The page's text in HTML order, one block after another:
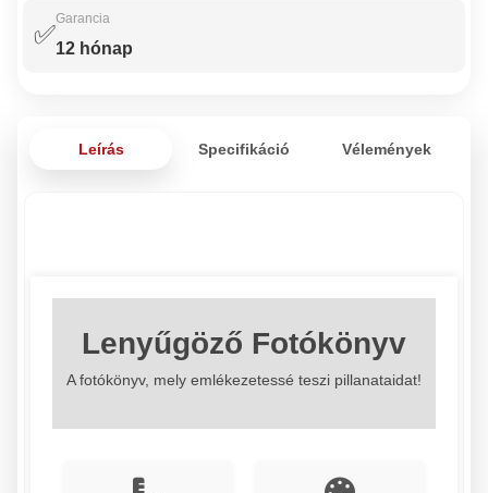
✅
Garancia
12 hónap
Leírás Specifikáció Vélemények
Lenyűgöző Fotókönyv
A fotókönyv, mely emlékezetessé teszi pillanataidat!